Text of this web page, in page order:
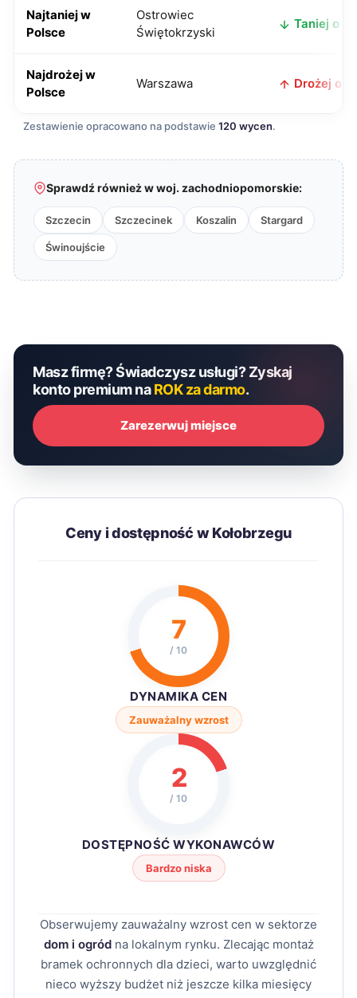
Najtaniej w
Polsce
Ostrowiec
Świętokrzyski
Taniej o 50
Najdrożej w
Polsce
Warszawa Drożej o
Zestawienie opracowano na podstawie 120 wycen.
Sprawdź również w woj. zachodniopomorskie:
Szczecin Szczecinek Koszalin Stargard
Świnoujście
Masz firmę? Świadczysz usługi? Zyskaj
konto premium naROK za darmo.
Zarezerwuj miejsce
Ceny i dostępność w Kołobrzegu
7
/ 10
DYNAMIKA CEN
Zauważalny wzrost
2
/ 10
DOSTĘPNOŚĆ WYKONAWCÓW
Bardzo niska
Obserwujemy zauważalny wzrost cen w sektorze
dom i ogródna lokalnym rynku. Zlecając montaż
bramek ochronnych dla dzieci, warto uwzględnić
nieco wyższy budżet niż jeszcze kilka miesięcy